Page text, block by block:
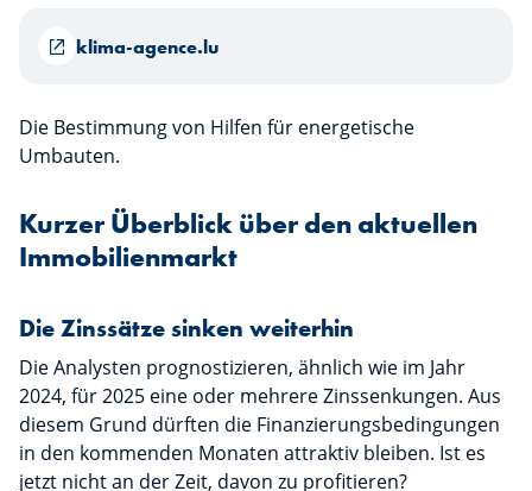
klima-agence.lu
Die Bestimmung von Hilfen für energetische
Umbauten.
Kurzer Überblick über den aktuellen
Immobilienmarkt
Die Zinssätze sinken weiterhin
Die Analysten prognostizieren, ähnlich wie im Jahr
2024, für 2025 eine oder mehrere Zinssenkungen. Aus
diesem Grund dürften die Finanzierungsbedingungen
in den kommenden Monaten attraktiv bleiben. Ist es
jetzt nicht an der Zeit, davon zu profitieren?